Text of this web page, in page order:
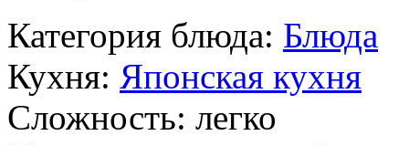
Категория блюда: Блюда
Кухня: Японская кухня
Сложность: легко